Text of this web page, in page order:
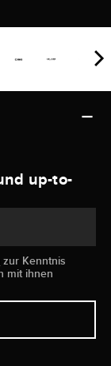
up-to-
zur Kenntnis
mit ihnen